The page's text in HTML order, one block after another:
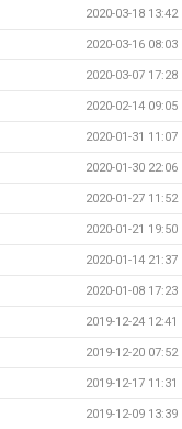
2020-03-18 13:42
2020-03-16 08:03
2020-03-07 17:28
2020-02-14 09:05
2020-01-31 11:07
2020-01-30 22:06
2020-01-27 11:52
2020-01-21 19:50
2020-01-14 21:37
2020-01-08 17:23
2019-12-24 12:41
2019-12-20 07:52
2019-12-17 11:31
2019-12-09 13:39